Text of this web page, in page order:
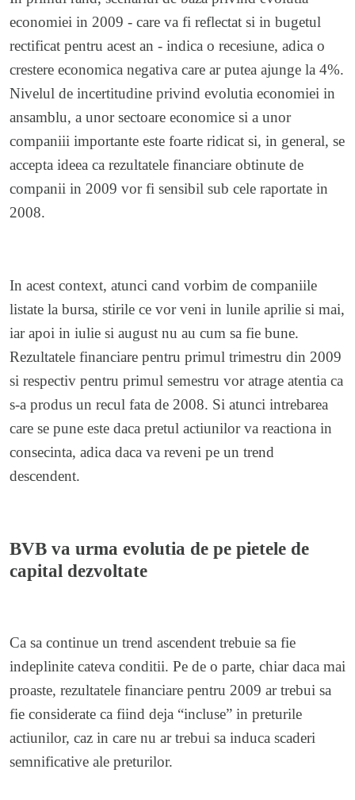
economiei in 2009 - care va fi reflectat si in bugetul
rectificat pentru acest an - indica o recesiune, adica o
crestere economica negativa care ar putea ajunge la 4%.
Nivelul de incertitudine privind evolutia economiei in
ansamblu, a unor sectoare economice si a unor
companiii importante este foarte ridicat si, in general, se
accepta ideea ca rezultatele financiare obtinute de
companii in 2009 vor fi sensibil sub cele raportate in
2008.
In acest context, atunci cand vorbim de companiile
listate la bursa, stirile ce vor veni in lunile aprilie si mai,
iar apoi in iulie si august nu au cum sa fie bune.
Rezultatele financiare pentru primul trimestru din 2009
si respectiv pentru primul semestru vor atrage atentia ca
s-a produs un recul fata de 2008. Si atunci intrebarea
care se pune este daca pretul actiunilor va reactiona in
consecinta, adica daca va reveni pe un trend
descendent.
BVB va urma evolutia de pe pietele de
capital dezvoltate
Ca sa continue un trend ascendent trebuie sa fie
indeplinite cateva conditii. Pe de o parte, chiar daca mai
proaste, rezultatele financiare pentru 2009 ar trebui sa
fie considerate ca fiind deja “incluse” in preturile
actiunilor, caz in care nu ar trebui sa induca scaderi
semnificative ale preturilor.